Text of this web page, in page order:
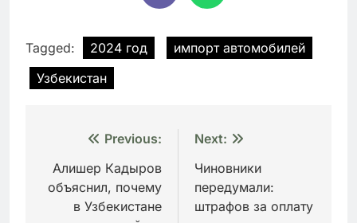
Tagged: 2024 год
импорт автомобилей
Узбекистан
Навигация
по
записям
Previous:
Алишер Кадыров
объяснил, почему
в Узбекистане
Next:
Чиновники
передумали:
штрафов за оплату